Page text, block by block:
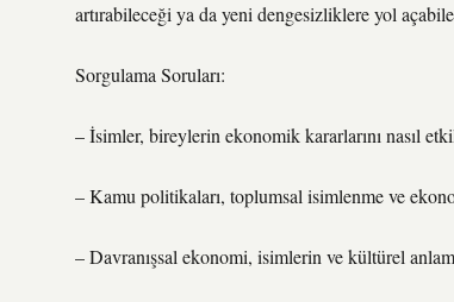
artırabileceği ya da yeni dengesizliklere yol
Sorgulama Soruları:
– İsimler, bireylerin ekonomik kararlarını nasıl
– Kamu politikaları, toplumsal isimlenme ve
– Davranışsal ekonomi, isimlerin ve kültürel